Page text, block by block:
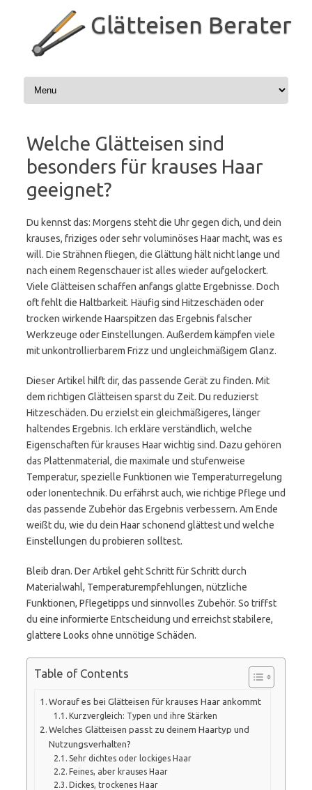
Glätteisen Berater
Welche Glätteisen sind
besonders für krauses Haar
geeignet?
Du kennst das: Morgens steht die Uhr gegen dich, und dein
krauses, friziges oder sehr voluminöses Haar macht, was es
will. Die Strähnen fliegen, die Glättung hält nicht lange und
nach einem Regenschauer ist alles wieder aufgelockert.
Viele Glätteisen schaffen anfangs glatte Ergebnisse. Doch
oft fehlt die Haltbarkeit. Häufig sind Hitzeschäden oder
trocken wirkende Haarspitzen das Ergebnis falscher
Werkzeuge oder Einstellungen. Außerdem kämpfen viele
mit unkontrollierbarem Frizz und ungleichmäßigem Glanz.
Dieser Artikel hilft dir, das passende Gerät zu finden. Mit
dem richtigen Glätteisen sparst du Zeit. Du reduzierst
Hitzeschäden. Du erzielst ein gleichmäßigeres, länger
haltendes Ergebnis. Ich erkläre verständlich, welche
Eigenschaften für krauses Haar wichtig sind. Dazu gehören
das Plattenmaterial, die maximale und stufenweise
Temperatur, spezielle Funktionen wie Temperaturregelung
oder Ionentechnik. Du erfährst auch, wie richtige Pflege und
das passende Zubehör das Ergebnis verbessern. Am Ende
weißt du, wie du dein Haar schonend glättest und welche
Einstellungen du probieren solltest.
Bleib dran. Der Artikel geht Schritt für Schritt durch
Materialwahl, Temperaturempfehlungen, nützliche
Funktionen, Pflegetipps und sinnvolles Zubehör. So triffst
du eine informierte Entscheidung und erreichst stabilere,
glattere Looks ohne unnötige Schäden.
Table of Contents
Worauf es bei Glätteisen für krauses Haar ankommt
Kurzvergleich: Typen und ihre Stärken
Welches Glätteisen passt zu deinem Haartyp und
Nutzungsverhalten?
Sehr dichtes oder lockiges Haar
Feines, aber krauses Haar
Dickes, trockenes Haar